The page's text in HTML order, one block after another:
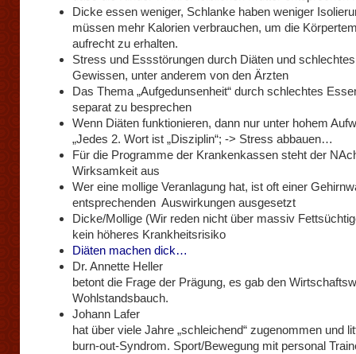
Dicke essen weniger, Schlanke haben weniger
müssen mehr Kalorien verbrauchen, um die
aufrecht zu erhalten.
Stress und Essstörungen durch Diäten und schlechtes
Gewissen, unter anderem von den Ärzten
Das Thema „Aufgedunsenheit“ durch schlechtes
separat zu besprechen
Wenn Diäten funktionieren, dann nur unter hohem
„Jedes 2. Wort ist „Disziplin“; -> Stress abbauen…
Für die Programme der Krankenkassen steht der
Wirksamkeit aus
Wer eine mollige Veranlagung hat, ist oft einer
entsprechenden Auswirkungen ausgesetzt
Dicke/Mollige (Wir reden nicht über massiv
kein höheres Krankheitsrisiko
Diäten machen dick…
Dr. Annette Heller
betont die Frage der Prägung, es gab den
Wohlstandsbauch.
Johann Lafer
hat über viele Jahre „schleichend“ zugenommen und
burn-out-Syndrom. Sport/Bewegung mit personal